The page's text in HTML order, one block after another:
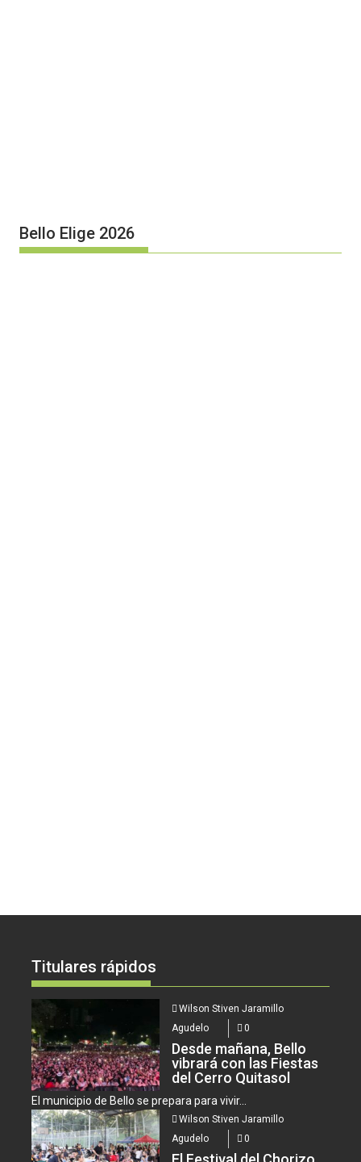
Bello Elige 2026
Titulares rápidos
Wilson Stiven Jaramillo
Agudelo
0
Desde mañana, Bello
vibrará con las Fiestas
del Cerro Quitasol
El municipio de Bello se prepara para vivir...
Wilson Stiven Jaramillo
Agudelo
0